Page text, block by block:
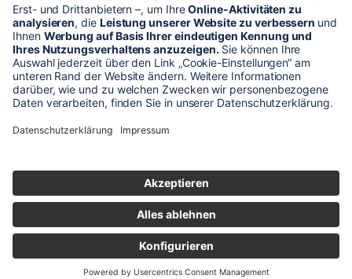
* Alle Preise verstehen sich zzgl. Mehrwertsteuer und Versandkosten
Unser Shop-Angebot richtet sich nur an gewerbliche
** LP = Listenneupreis (netto) des Herstellers
Mitarbeitern bearbeitet. Sie erhalten in jedem Fall ein Angebot bzw.
eine Auftragsbestätigung.
Produktabbildungen von Gebrauchtartikeln entsprechen nicht immer
der vorrätigen Ware - sie können ähnliche Produkte zeigen.
© 2026 schaltec GmbH |Impressum